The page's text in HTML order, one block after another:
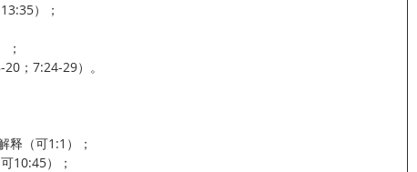
）；
；
；7:24-29）。
释（可1:1）；
10:45）；